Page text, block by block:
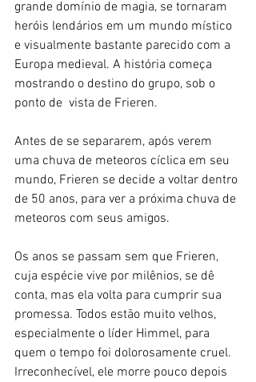
grande domínio de magia, se tornaram
heróis lendários em um mundo místico
e visualmente bastante parecido com a
Europa medieval. A história começa
mostrando o destino do grupo, sob o
ponto de  vista de Frieren.
Antes de se separarem, após verem
uma chuva de meteoros cíclica em seu
mundo, Frieren se decide a voltar dentro
de 50 anos, para ver a próxima chuva de
meteoros com seus amigos.
Os anos se passam sem que Frieren,
cuja espécie vive por milênios, se dê
conta, mas ela volta para cumprir sua
promessa. Todos estão muito velhos,
especialmente o líder Himmel, para
quem o tempo foi dolorosamente cruel.
Irreconhecível, ele morre pouco depois